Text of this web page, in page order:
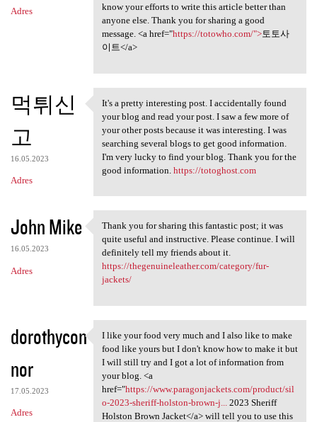
Adres
know your efforts to write this article better than
anyone else. Thank you for sharing a good
message. <a href="https://totowho.com/">토토사
이트</a>
먹튀신
고
16.05.2023
Adres
It's a pretty interesting
It's a pretty interesting post. I accidentally found
your blog and read your post. I saw a few more of
your other posts because it was interesting. I was
searching several blogs to get good information.
I'm very lucky to find your blog. Thank you for the
good information. https://totoghost.com
John Mike
16.05.2023
Adres
Thank you for sharing this
Thank you for sharing this fantastic post; it was
quite useful and instructive. Please continue. I will
definitely tell my friends about it.
https://thegenuineleather.com/category/fur-
jackets/
dorothycon
nor
17.05.2023
Adres
I like your food very much
I like your food very much and I also like to make
food like yours but I don't know how to make it but
I will still try and I got a lot of information from
your blog. <a
href="https://www.paragonjackets.com/product/sil
o-2023-sheriff-holston-brown-j...2023 Sheriff
Holston Brown Jacket</a> will tell you to use this